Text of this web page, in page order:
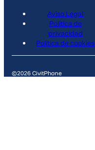
Aviso Legal
Política de
privacidad
Política de cookies
©2026 CivitPhone